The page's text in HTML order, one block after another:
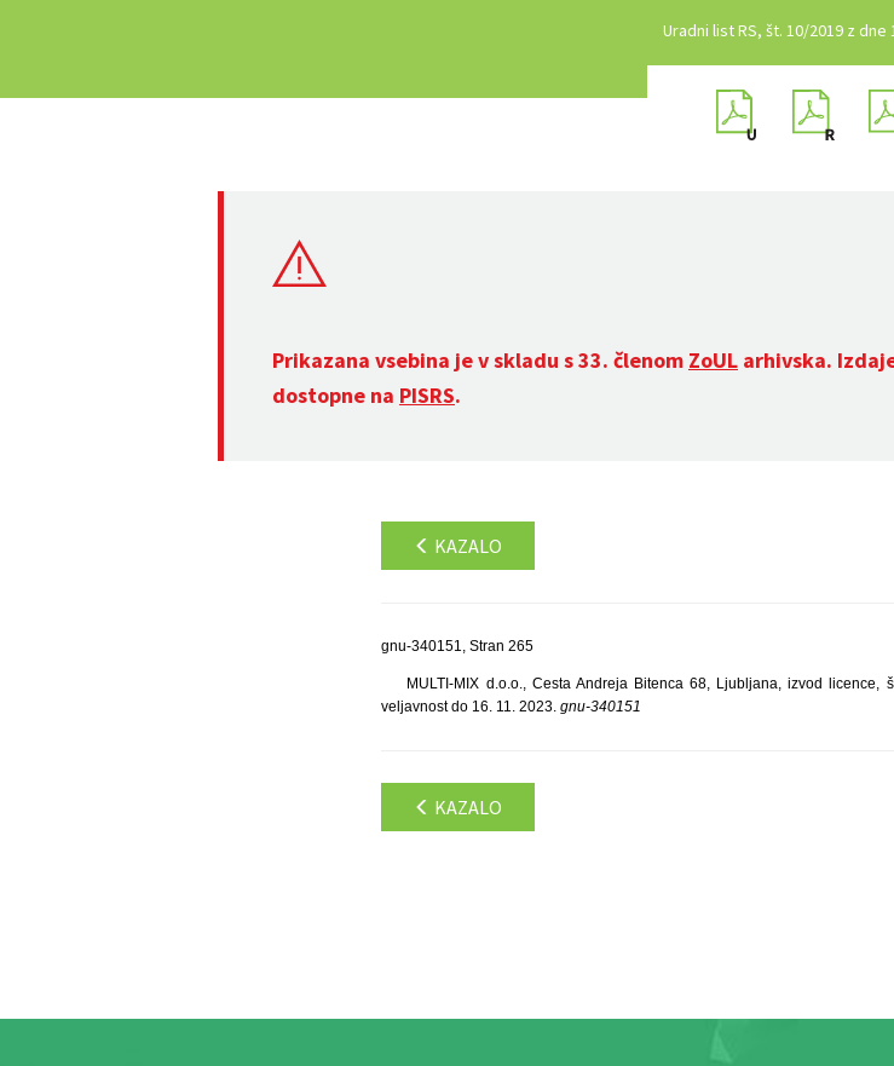
Uradni list RS, št. 10/2019 z dne
Prikazana vsebina je v skladu s 33. členom ZoUL arhivska.
dostopne na PISRS.
KAZALO
gnu-340151, Stran 265
MULTI-MIX d.o.o., Cesta Andreja Bitenca 68, Ljubljana, izvod
veljavnost do 16. 11. 2023. gnu-340151
KAZALO